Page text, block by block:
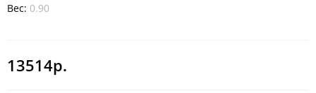
Вес: 0.90
13514р.